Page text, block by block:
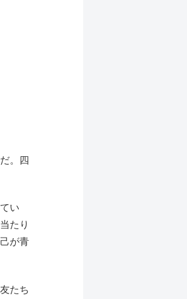
。四
い
たり
が青
たち